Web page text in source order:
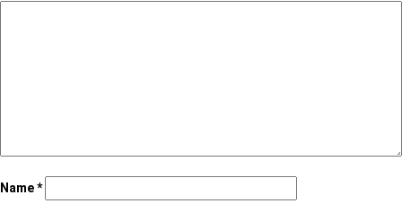
Name*